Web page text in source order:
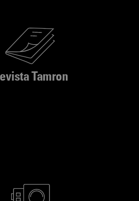
Tamron